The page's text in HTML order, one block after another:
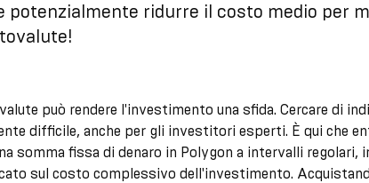
ridurre il costo medio per
può rendere l'investimento una sfida. Cercare di
difficile, anche per gli investitori esperti. È qui che
somma fissa di denaro in Polygon a intervalli regolari,
sul costo complessivo dell'investimento.